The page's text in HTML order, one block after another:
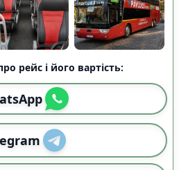
рейс і його вартість: